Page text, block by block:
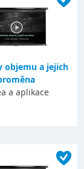
objemu a jejich
a aplikace